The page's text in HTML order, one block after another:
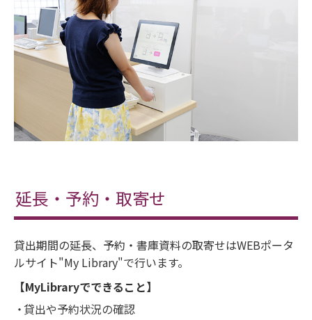
延長・予約・取寄せ
貸出期間の延長、予約・書庫資料の取寄せはWEBポータ
ルサイト"My Library"で行います。
【MyLibraryでできること】
貸出や予約状況の確認